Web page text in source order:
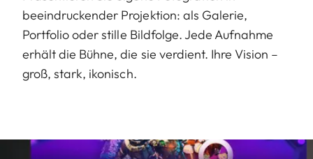
beeindruckender Projektion: als Galerie,
Portfolio oder stille Bildfolge. Jede Aufnahme
erhält die Bühne, die sie verdient. Ihre Vision –
groß, stark, ikonisch.